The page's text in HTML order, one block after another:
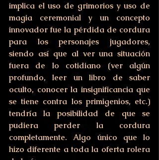
implica el uso de grimorios y uso de
magia ceremonial y un concepto
innovador fue la pérdida de cordura
para los personajes jugadores,
siendo así que al ver una situación
fuera de lo cotidiano (ver algún
profundo, leer un libro de saber
oculto, conocer la insignificancia que
se tiene contra los primigenios, etc.)
tendría la posibilidad de que se
pudiera perder la cordura
completamente. Algo único que lo
hizo diferente a toda la oferta rolera